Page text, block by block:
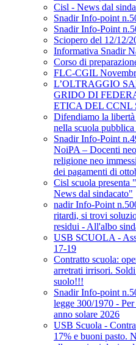
Cisl - News dal
Snadir Info-point
Snadir Info-Point
Sciopero del 12/12/
Informativa Snadir
Corso di
FLC-CGIL
L’OLTRAGGIO
GRIDO DI
ETICA DEL CCNL
Difendiamo la
nella scuola pubblica
Snadir Info-Point
NoiPA – Docenti
religione neo
dei pagamenti di
Cisl scuola presenta
News dal sindacato"
nadir Info-Point
ritardi, si trovi
residui - All'albo
USB SCUOLA -
17-19
Contratto scuola:
arretrati irrisori.
suolo!!!
Snadir Info-point
legge 300/1970 -
anno solare 2026
USB Scuola -
17% e buoni pasto.